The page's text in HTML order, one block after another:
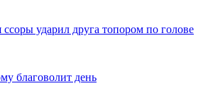
ударил друга топором по голове
благоволит день